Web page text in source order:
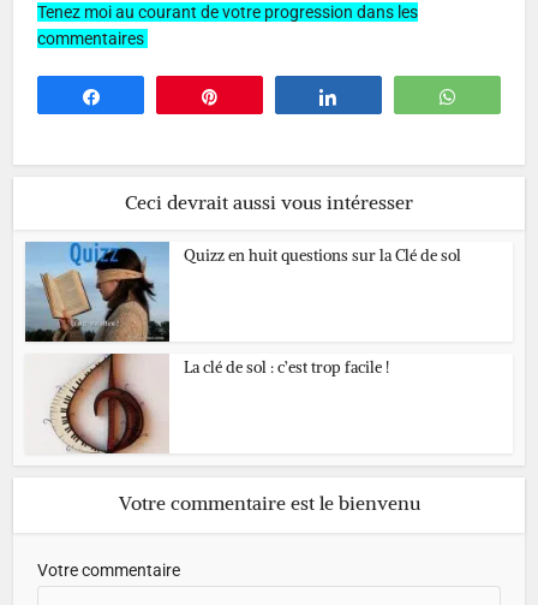
Tenez moi au courant de votre progression dans les
commentaires
Ceci devrait aussi vous intéresser
Quizz en huit questions sur la Clé de sol
La clé de sol : c’est trop facile !
Votre commentaire est le bienvenu
Votre commentaire